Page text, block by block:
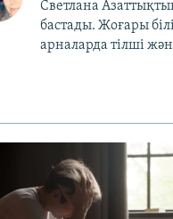
Светлана
бастады. Жоғары
арналарда тілші